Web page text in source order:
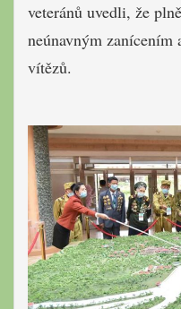
veteránů uvedli, že
neúnavným zanícením
vítězů.